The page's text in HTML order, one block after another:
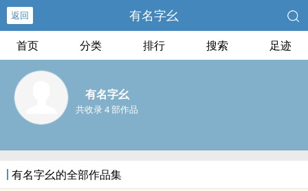
返回 有名字幺
首页 分类 排行 搜索 足迹
有名字幺
共收录 4 部作品
有名字幺的全部作品集